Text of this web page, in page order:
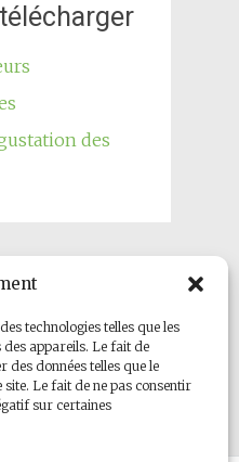
technologies telles que les
appareils. Le fait de
des données telles que le
Le fait de ne pas consentir
sur certaines
des